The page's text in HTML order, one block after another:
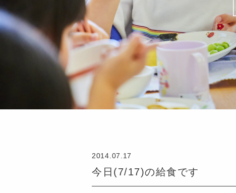
2014.07.17
今日(7/17)の給食です